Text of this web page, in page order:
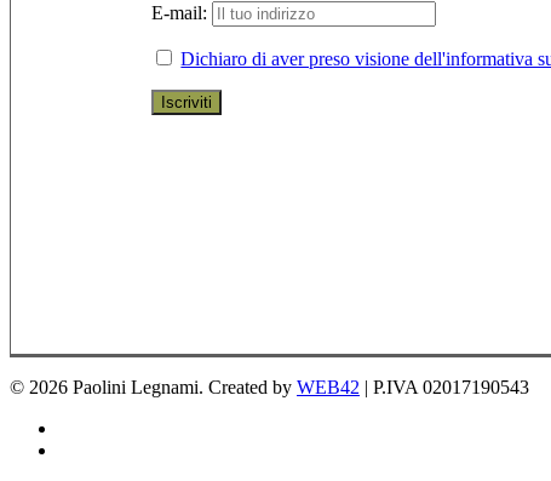
E-mail:
Dichiaro di aver preso visione dell'informativa
© 2026 Paolini Legnami. Created by WEB42 | P.IVA 02017190543